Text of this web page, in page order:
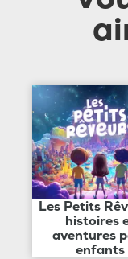
Les Petits
histoires
aventures
enfants